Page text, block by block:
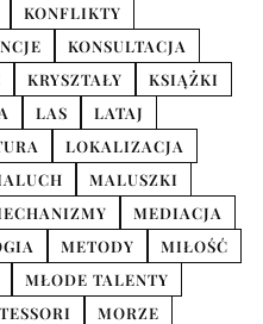
KONFLIKTY
KONSULTACJA
KRYSZTAŁY
KSIĄŻKI
LAS
LATAJ
LOKALIZACJA
MALUSZKI
MEDIACJA
METODY
MIŁOŚĆ
MŁODE TALENTY
MORZE